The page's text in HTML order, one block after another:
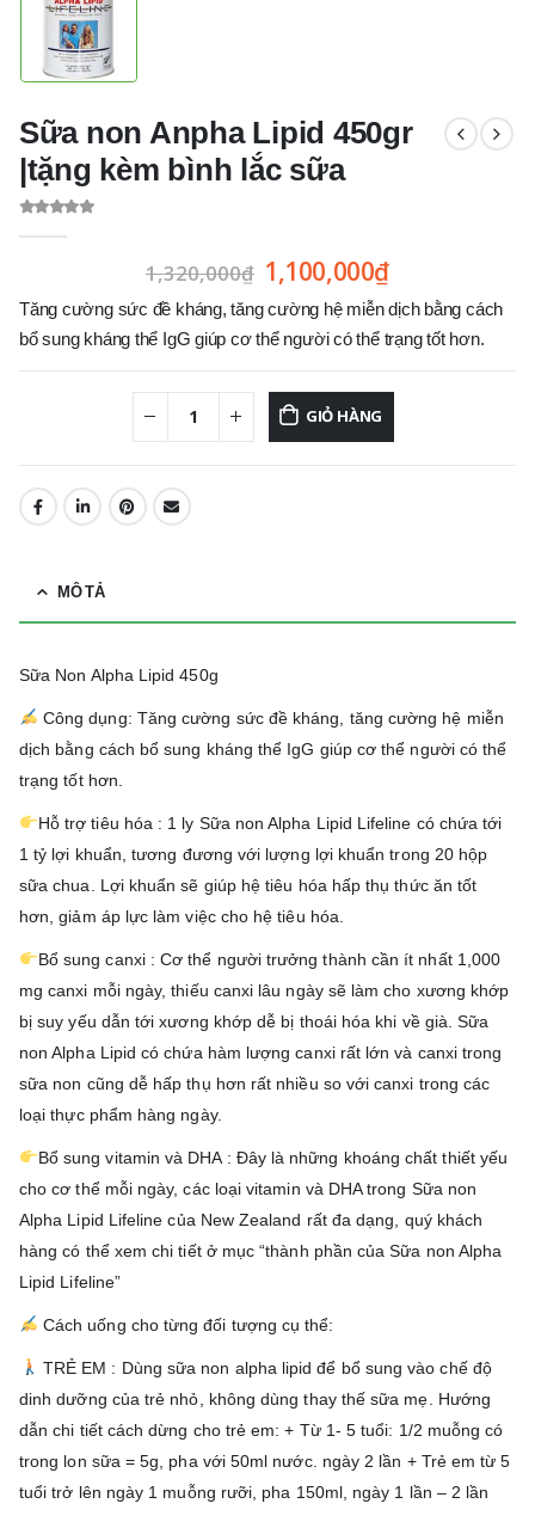
Sữa non Anpha Lipid 450gr
|tặng kèm bình lắc sữa
1,320,000₫ 1,100,000₫
Tăng cường sức đề kháng, tăng cường hệ miễn dịch bằng cách
bổ sung kháng thể IgG giúp cơ thể người có thể trạng tốt hơn.
GIỎ HÀNG
MÔ TẢ
Sữa Non Alpha Lipid 450g
Công dụng: Tăng cường sức đề kháng, tăng cường hệ miễn
dịch bằng cách bổ sung kháng thể IgG giúp cơ thể người có thể
trạng tốt hơn.
Hỗ trợ tiêu hóa : 1 ly Sữa non Alpha Lipid Lifeline có chứa tới
1 tỷ lợi khuẩn, tương đương với lượng lợi khuẩn trong 20 hộp
sữa chua. Lợi khuẩn sẽ giúp hệ tiêu hóa hấp thụ thức ăn tốt
hơn, giảm áp lực làm việc cho hệ tiêu hóa.
Bổ sung canxi : Cơ thể người trưởng thành cần ít nhất 1,000
mg canxi mỗi ngày, thiếu canxi lâu ngày sẽ làm cho xương khớp
bị suy yếu dẫn tới xương khớp dễ bị thoái hóa khi về già. Sữa
non Alpha Lipid có chứa hàm lượng canxi rất lớn và canxi trong
sữa non cũng dễ hấp thụ hơn rất nhiều so với canxi trong các
loại thực phẩm hàng ngày.
Bổ sung vitamin và DHA : Đây là những khoáng chất thiết yếu
cho cơ thể mỗi ngày, các loại vitamin và DHA trong Sữa non
Alpha Lipid Lifeline của New Zealand rất đa dạng, quý khách
hàng có thể xem chi tiết ở mục “thành phần của Sữa non Alpha
Lipid Lifeline”
Cách uống cho từng đối tượng cụ thể:
TRẺ EM : Dùng sữa non alpha lipid để bổ sung vào chế độ
dinh dưỡng của trẻ nhỏ, không dùng thay thế sữa mẹ. Hướng
dẫn chi tiết cách dừng cho trẻ em: + Từ 1­- 5 tuổi: 1/2 muỗng có
trong lon sữa = 5g, pha với 50ml nước. ngày 2 lần + Trẻ em từ 5
tuổi trở lên ngày 1 muỗng rưỡi, pha 150ml, ngày 1 lần – 2 lần